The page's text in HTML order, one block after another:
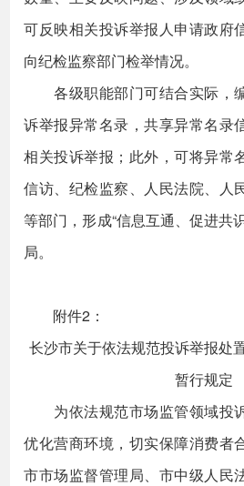
可反映相关投诉举报人申请政府
向纪检监察部门检举情况。
各级职能部门可结合实际，
诉举报异常名录，共享异常名录
相关投诉举报；此外，可将异常
信访、纪检监察、人民法院、人
等部门，形成“信息互通、促进共
局。
附件2：
长沙市关于依法规范投诉举报处
暂行规定
为依法规范市场监管领域投
优化营商环境，切实保障消费者
市市场监督管理局、市中级人民